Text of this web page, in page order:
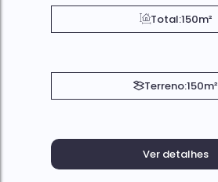
Total:150m²
Terreno:150m²
Ver detalhes